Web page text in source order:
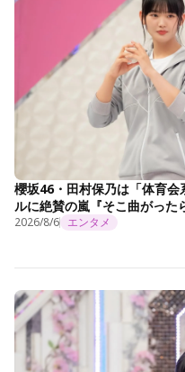
櫻坂46・田村保乃は「体育
ルに絶賛の嵐『そこ曲がった
2026/8/6 エンタメ